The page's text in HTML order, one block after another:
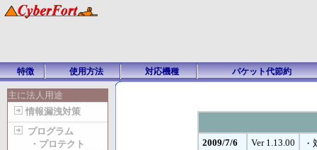
特徴 使用方法 対応機種 パケット代節約
主に法人用途
情報漏洩対策
プログラム
・プロテクト
2009/7/6 Ver 1.13.00